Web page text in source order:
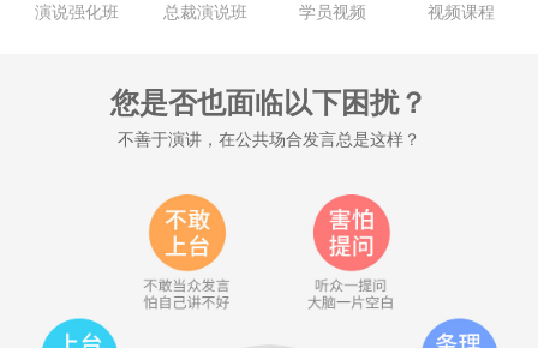
演说强化班 总裁演说班 学员视频 视频课程
您是否也面临以下困扰？
不善于演讲，在公共场合发言总是这样？